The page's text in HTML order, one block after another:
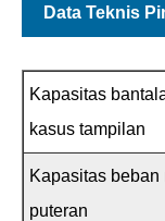
Data Teknis
Kapasitas
kasus tampilan
Kapasitas beban
puteran